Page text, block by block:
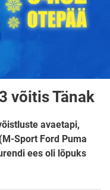
võitis Tänak
avaetapi,
Sport Ford Puma
ees oli lõpuks